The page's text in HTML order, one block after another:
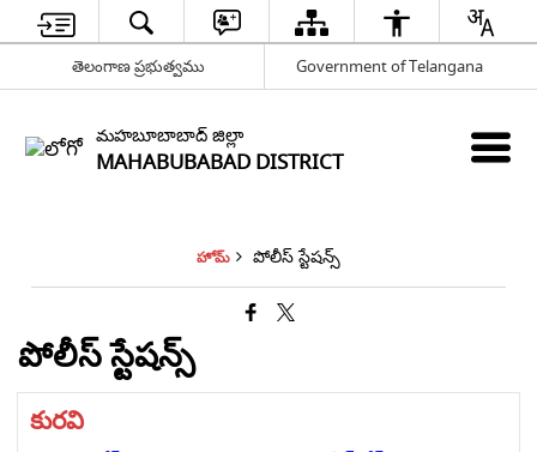
తెలంగాణ ప్రభుత్వము Government of Telangana
మహబూబాబాద్ జిల్లా
MAHABUBABAD DISTRICT
హోమ్ పోలీస్ స్టేషన్స్
పోలీస్ స్టేషన్స్
కురవి